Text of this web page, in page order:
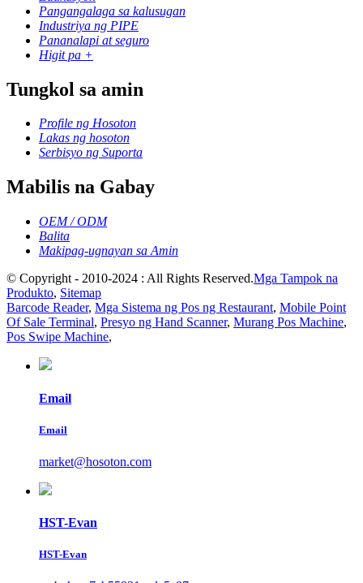
Pangangalaga sa kalusugan
Industriya ng PIPE
Pananalapi at seguro
Higit pa +
Tungkol sa amin
Profile ng Hosoton
Lakas ng hosoton
Serbisyo ng Suporta
Mabilis na Gabay
OEM / ODM
Balita
Makipag-ugnayan sa Amin
© Copyright - 2010-2024 : All Rights Reserved.Mga Tampok na
Produkto, Sitemap
Barcode Reader, Mga Sistema ng Pos ng Restaurant, Mobile Point
Of Sale Terminal, Presyo ng Hand Scanner, Murang Pos Machine,
Pos Swipe Machine,
Email
Email
market@hosoton.com
HST-Evan
HST-Evan